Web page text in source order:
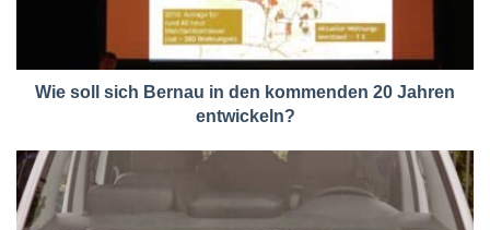
Wie soll sich Bernau in den kommenden 20 Jahren
entwickeln?